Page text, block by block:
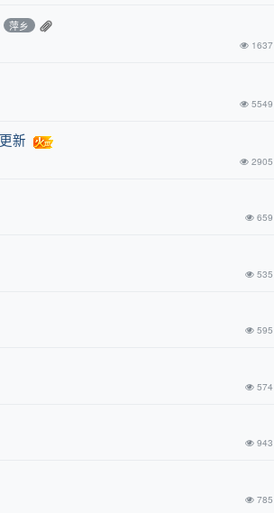
萍乡
1637
5549
新
2905
659
535
595
574
943
785